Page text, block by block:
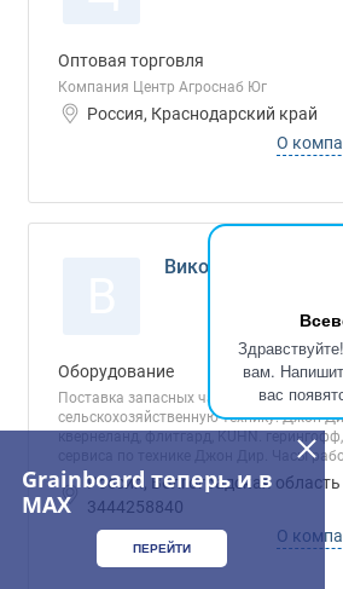
вам.
вас
Оптовая торговля
Компания Центр Агроснаб Юг
Россия, Краснодарский край
О
Виконт-34, ООО
Оборудование
Поставка запасных частей на
сельскохозяйственную технику: Джон
квернеланд, флитгард, KUHN.
сервиса по технике Джон Дир. Часы
Россия, Волгоградская
3444258840
О
Grainboard теперь и в
MAX
ПЕРЕЙТИ